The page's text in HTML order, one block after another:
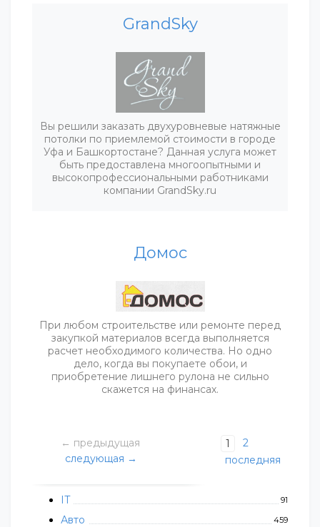
IT 91
Авто 459
GrandSky
Вы решили заказать двухуровневые натяжные
потолки по приемлемой стоимости в городе
Уфа и Башкортостане? Данная услуга может
быть предоставлена многоопытными и
высокопрофессиональными работниками
компании GrandSky.ru
Домос
При любом строительстве или ремонте перед
закупкой материалов всегда выполняется
расчет необходимого количества. Но одно
дело, когда вы покупаете обои, и
приобретение лишнего рулона не сильно
скажется на финансах.
← предыдущая
следующая →
1
2
последняя